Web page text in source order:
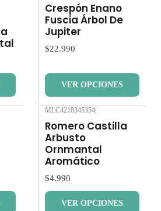
Crespón Enano
Fuscia Árbol De
Jupiter
$22.990
VER OPCIONES
MLC4218345354|
Romero Castilla
Arbusto
Ornmantal
Aromático
$4.990
VER OPCIONES